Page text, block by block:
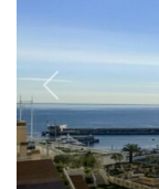
Previous